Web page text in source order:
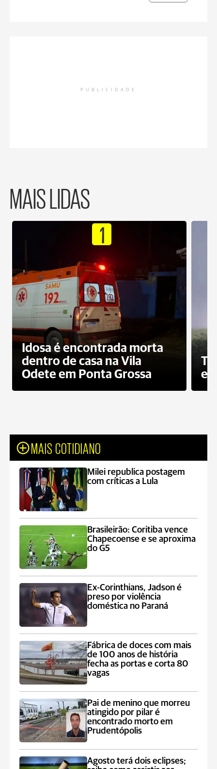
PUBLICIDADE
MAIS LIDAS
1
Idosa é encontrada morta
dentro de casa na Vila
Odete em Ponta Grossa
e
MAIS COTIDIANO
Milei republica postagem
com críticas a Lula
Brasileirão: Coritiba vence
Chapecoense e se aproxima
do G5
Ex-Corinthians, Jadson é
preso por violência
doméstica no Paraná
Fábrica de doces com mais
de 100 anos de história
fecha as portas e corta 80
vagas
Pai de menino que morreu
atingido por pilar é
encontrado morto em
Prudentópolis
Agosto terá dois eclipses;